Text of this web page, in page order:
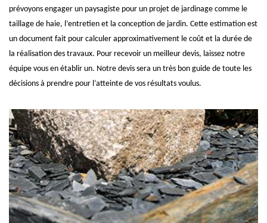
prévoyons engager un paysagiste pour un projet de jardinage comme le
taillage de haie, l’entretien et la conception de jardin. Cette estimation est
un document fait pour calculer approximativement le coût et la durée de
la réalisation des travaux. Pour recevoir un meilleur devis, laissez notre
équipe vous en établir un. Notre devis sera un très bon guide de toute les
décisions à prendre pour l’atteinte de vos résultats voulus.